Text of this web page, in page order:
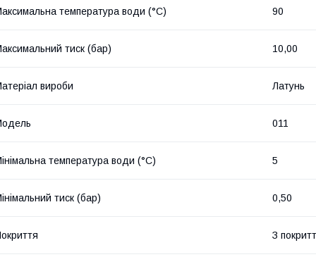
температура води (°C) 90
тиск (бар) 10,00
вироби Латунь
011
температура води (°C) 5
тиск (бар) 0,50
З